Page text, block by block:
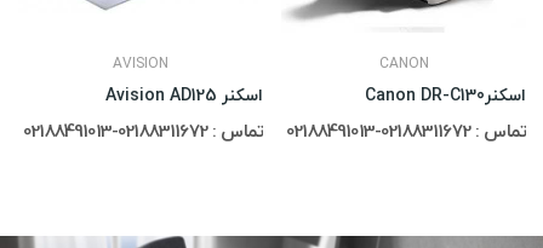
AVISION
اسکنر Avision AD125
تماس : 02188311672-02188491013
CANON
اسکنرCanon DR-C130
تماس : 02188311672-02188491013